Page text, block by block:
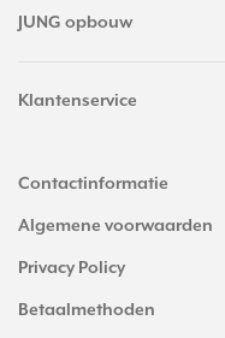
JUNG opbouw
Klantenservice
Contactinformatie
Algemene voorwaarden
Privacy Policy
Betaalmethoden